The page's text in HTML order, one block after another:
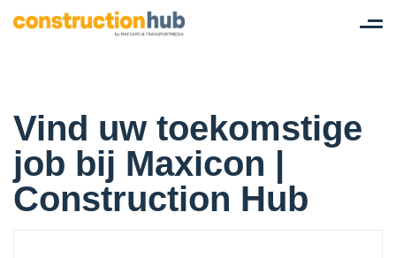
Vind uw toekomstige
job bij Maxicon |
Construction Hub